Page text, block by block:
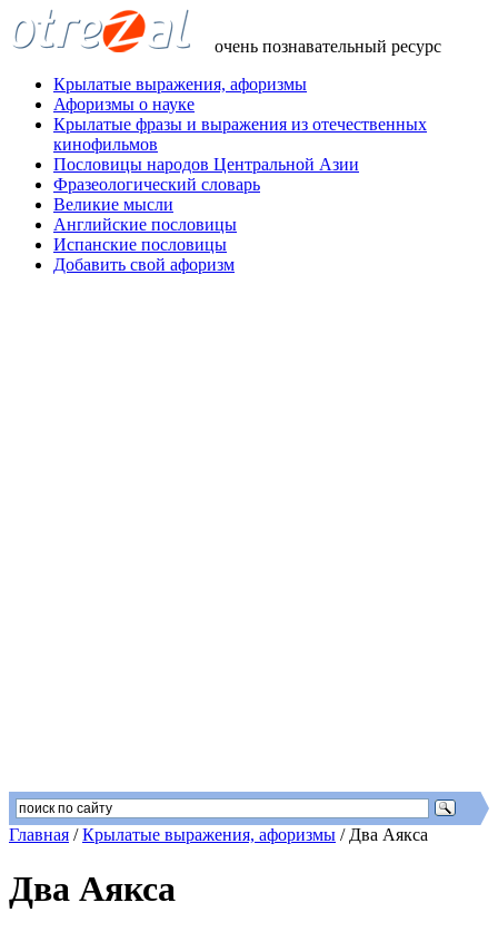
очень познавательный ресурс
Крылатые выражения, афоризмы
Афоризмы о науке
Крылатые фразы и выражения из отечественных
кинофильмов
Пословицы народов Центральной Азии
Фразеологический словарь
Великие мысли
Английские пословицы
Испанские пословицы
Добавить свой афоризм
Главная /Крылатые выражения, афоризмы / Два Аякса
Два Аякса